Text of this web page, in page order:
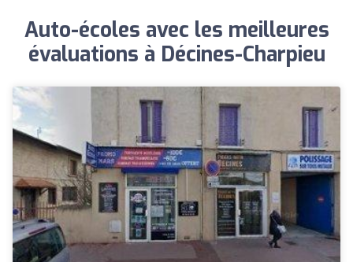
Auto-écoles avec les meilleures
évaluations à Décines-Charpieu